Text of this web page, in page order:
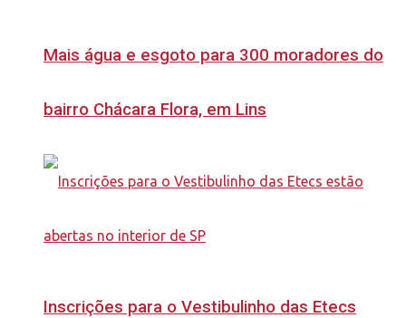
Mais água e esgoto para 300 moradores do
bairro Chácara Flora, em Lins
Inscrições para o Vestibulinho das Etecs